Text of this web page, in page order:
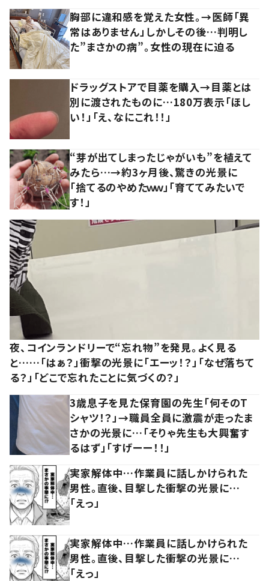
胸部に違和感を覚えた女性。→医師「異
常はありません」しかしその後…判明し
た”まさかの病”。女性の現在に迫る
ドラッグストアで目薬を購入→目薬とは
別に渡されたものに…180万表示「ほし
い！」「え、なにこれ！！」
“芽が出てしまったじゃがいも”を植えて
みたら…→約3ヶ月後、驚きの光景に
「捨てるのやめたｗｗ」「育ててみたいで
す！」
夜、コインランドリーで“忘れ物”を発見。よく見る
と……「はぁ？」衝撃の光景に「エーッ！？」「なぜ落ちて
る？」「どこで忘れたことに気づくの？」
3歳息子を見た保育園の先生「何そのT
シャツ！？」→職員全員に激震が走ったま
さかの光景に…「そりゃ先生も大興奮す
るはず」「すげーー！！」
実家解体中…作業員に話しかけられた
男性。直後、目撃した衝撃の光景に…
「えっ」
実家解体中…作業員に話しかけられた
男性。直後、目撃した衝撃の光景に…
「えっ」